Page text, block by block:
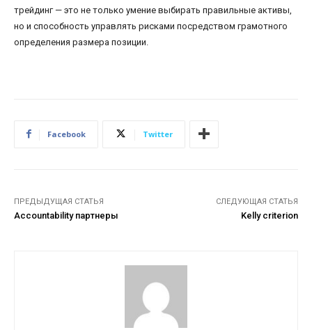
трейдинг — это не только умение выбирать правильные активы,
но и способность управлять рисками посредством грамотного
определения размера позиции.
Facebook Twitter
ПРЕДЫДУЩАЯ СТАТЬЯ
Accountability партнеры
СЛЕДУЮЩАЯ СТАТЬЯ
Kelly criterion